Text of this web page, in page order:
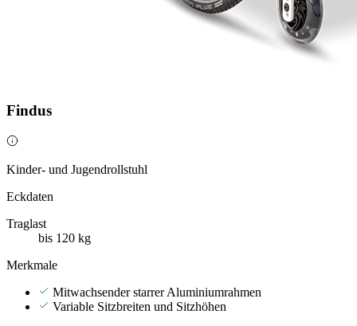
Findus
Kinder- und Jugendrollstuhl
Eckdaten
Traglast
bis 120 kg
Merkmale
Mitwachsender starrer Aluminiumrahmen
Variable Sitzbreiten und Sitzhöhen